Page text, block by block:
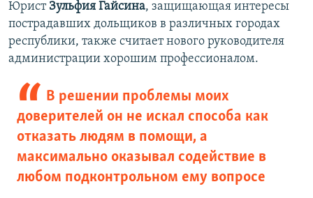
Юрист Зульфия Гайсина, защищающая интересы
пострадавших дольщиков в различных городах
республики, также считает нового руководителя
администрации хорошим профессионалом.
В решении проблемы моих
доверителей он не искал способа как
отказать людям в помощи, а
максимально оказывал содействие в
любом подконтрольном ему вопросе